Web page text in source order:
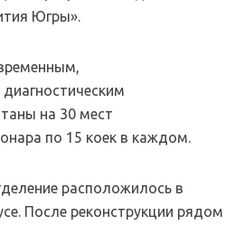
Югры».
на 30 мест
по 15 коек в каждом.
расположилось в
После реконструкции рядом